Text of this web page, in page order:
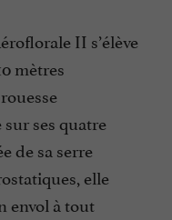
II s’élève
mètres
ses quatre
de sa serre
elle
envol à tout